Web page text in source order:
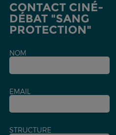
CONTACT CINÉ-
DÉBAT "SANG
PROTECTION"
NOM
EMAIL
STRUCTURE